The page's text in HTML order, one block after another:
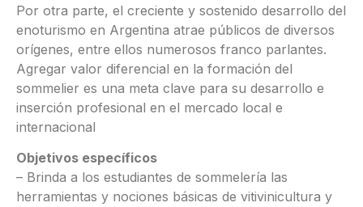
Por otra parte, el creciente y sostenido desarrollo del
enoturismo en Argentina atrae públicos de diversos
orígenes, entre ellos numerosos franco parlantes.
Agregar valor diferencial en la formación del
sommelier es una meta clave para su desarrollo e
inserción profesional en el mercado local e
internacional
Objetivos específicos
– Brinda a los estudiantes de sommelería las
herramientas y nociones básicas de vitivinicultura y